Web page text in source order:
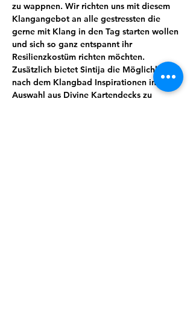
zu wappnen. Wir richten uns mit diesem
Klangangebot an alle gestressten die
gerne mit Klang in den Tag starten wollen
und sich so ganz entspannt ihr
Resilienzkostüm richten möchten.
Zusätzlich bietet Sintija die Möglichkeit
nach dem Klangbad Inspirationen in ihrer
Auswahl aus Divine Kartendecks zu